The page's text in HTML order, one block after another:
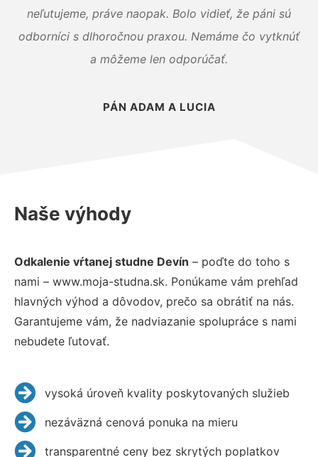
neľutujeme, práve naopak. Bolo vidieť, že páni sú
odborníci s dlhoročnou praxou. Nemáme čo vytknúť
a môžeme len odporúčať.
PÁN ADAM A LUCIA
Naše výhody
Odkalenie vŕtanej studne Devín – poďte do toho s
nami – www.moja-studna.sk. Ponúkame vám prehľad
hlavných výhod a dôvodov, prečo sa obrátiť na nás.
Garantujeme vám, že nadviazanie spolupráce s nami
nebudete ľutovať.
vysoká úroveň kvality poskytovaných služieb
nezáväzná cenová ponuka na mieru
transparentné ceny bez skrytých poplatkov